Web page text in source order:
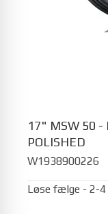
17" MSW 50 -
POLISHED
W1938900226
Løse fælge - 2-4